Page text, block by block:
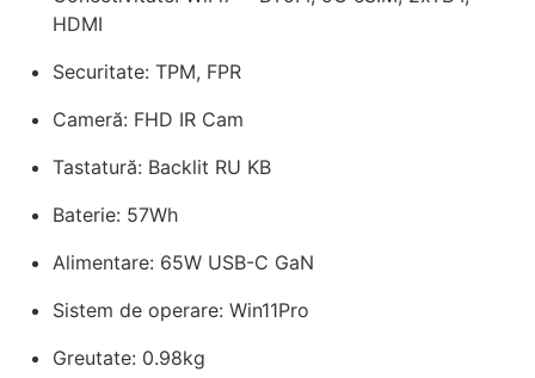
HDMI
Securitate: TPM, FPR
Cameră: FHD IR Cam
Tastatură: Backlit RU KB
Baterie: 57Wh
Alimentare: 65W USB-C GaN
Sistem de operare: Win11Pro
Greutate: 0.98kg